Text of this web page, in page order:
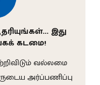
இது
கடமை!
வல்லமை
அர்ப்பணிப்பு